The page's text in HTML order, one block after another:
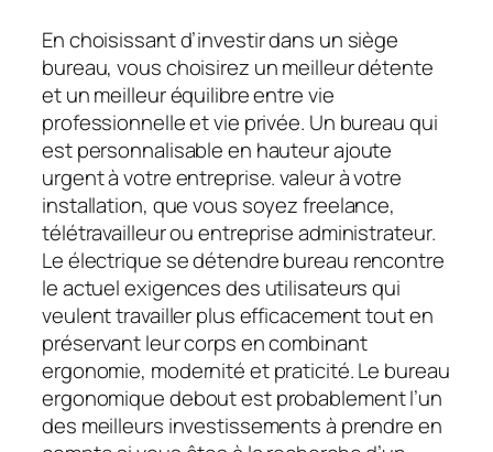
En choisissant d’investir dans un siège
bureau, vous choisirez un meilleur détente
et un meilleur équilibre entre vie
professionnelle et vie privée. Un bureau qui
est personnalisable en hauteur ajoute
urgent à votre entreprise. valeur à votre
installation, que vous soyez freelance,
télétravailleur ou entreprise administrateur.
Le électrique se détendre bureau rencontre
le actuel exigences des utilisateurs qui
veulent travailler plus efficacement tout en
préservant leur corps en combinant
ergonomie, modernité et praticité. Le bureau
ergonomique debout est probablement l’un
des meilleurs investissements à prendre en